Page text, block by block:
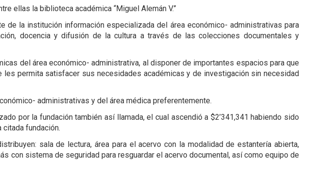
ellas la biblioteca académica “Miguel Alemán V.”
la institución información especializada del área económico- administrativas para
docencia y difusión de la cultura a través de las colecciones documentales y
del área económico- administrativa, al disponer de importantes espacios para que
permita satisfacer sus necesidades académicas y de investigación sin necesidad
administrativas y del área médica preferentemente.
por la fundación también así llamada, el cual ascendió a $2’341,341 habiendo sido
fundación.
sala de lectura, área para el acervo con la modalidad de estantería abierta,
con sistema de seguridad para resguardar el acervo documental, así como equipo de